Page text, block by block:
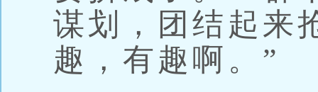
谋划，团结起来
趣，有趣啊。”